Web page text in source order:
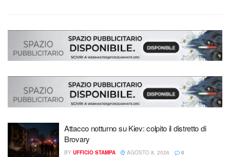
Attacco notturno su Kiev: colpito il distretto di
Brovary
BY UFFICIO STAMPA AGOSTO 8, 2026 0